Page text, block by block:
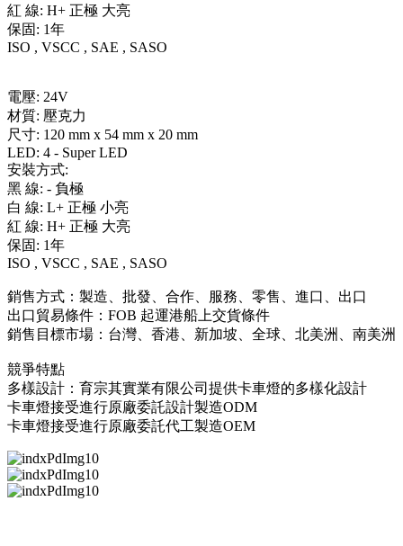
紅 線: H+ 正極 大亮
保固: 1年
ISO , VSCC , SAE , SASO
電壓: 24V
材質: 壓克力
尺寸: 120 mm x 54 mm x 20 mm
LED: 4 - Super LED
安裝方式:
黑 線: - 負極
白 線: L+ 正極 小亮
紅 線: H+ 正極 大亮
保固: 1年
ISO , VSCC , SAE , SASO
銷售方式：製造、批發、合作、服務、零售、進口、出口
出口貿易條件：FOB 起運港船上交貨條件
銷售目標市場：台灣、香港、新加坡、全球、北美洲、南美洲
競爭特點
多樣設計：育宗其實業有限公司提供卡車燈的多樣化設計
卡車燈接受進行原廠委託設計製造ODM
卡車燈接受進行原廠委託代工製造OEM